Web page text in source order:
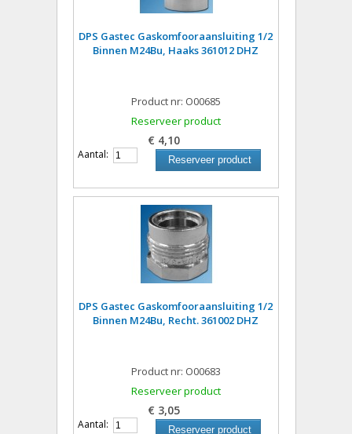
DPS Gastec Gaskomfooraansluiting 1/2
Binnen M24Bu, Haaks 361012 DHZ
Product nr: O00685
Reserveer product
€ 4,10
Aantal: Reserveer product
DPS Gastec Gaskomfooraansluiting 1/2
Binnen M24Bu, Recht. 361002 DHZ
Product nr: O00683
Reserveer product
€ 3,05
Aantal: Reserveer product